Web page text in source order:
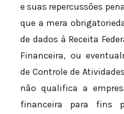
e suas repercussões
que a mera
de dados à Receita
Financeira, ou
de Controle de
não qualifica a
financeira para fins